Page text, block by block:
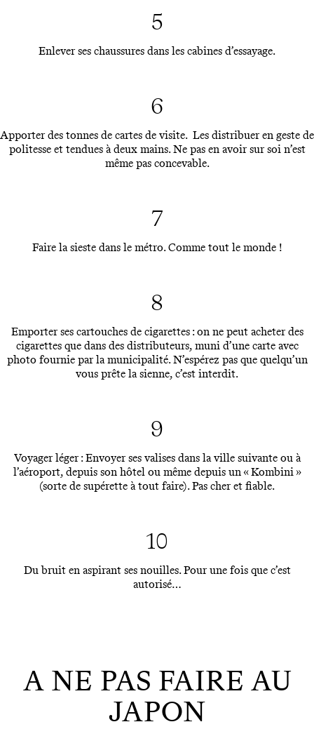
5
Enlever ses chaussures dans les cabines d’essayage.
6
Apporter des tonnes de cartes de visite. Les distribuer en geste de
politesse et tendues à deux mains. Ne pas en avoir sur soi n’est
même pas concevable.
7
Faire la sieste dans le métro. Comme tout le monde !
8
Emporter ses cartouches de cigarettes : on ne peut acheter des
cigarettes que dans des distributeurs, muni d’une carte avec
photo fournie par la municipalité. N’espérez pas que quelqu’un
vous prête la sienne, c’est interdit.
9
Voyager léger : Envoyer ses valises dans la ville suivante ou à
l’aéroport, depuis son hôtel ou même depuis un « Kombini »
(sorte de supérette à tout faire). Pas cher et fiable.
10
Du bruit en aspirant ses nouilles. Pour une fois que c’est
autorisé…
A NE PAS FAIRE AU
JAPON